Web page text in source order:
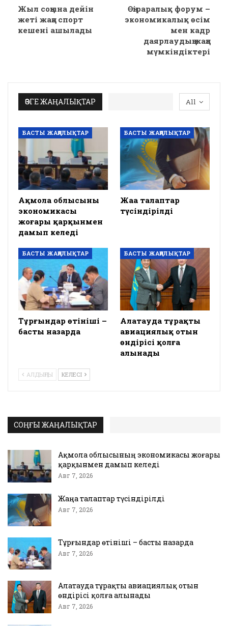
Жыл соңына дейін
жеті жаңа спорт
кешені ашылады
Өңіраралық форум –
экономикалық өсім
мен кадр
даярлаудың жаңа
мүмкіндіктері
All
ӨЗГЕ ЖАҢАЛЫҚТАР
БАСТЫ ЖАҢАЛЫҚТАР
Ақмола облысының
экономикасы
жоғары қарқынмен
дамып келеді
БАСТЫ ЖАҢАЛЫҚТАР
Жаңа талаптар
түсіндірілді
БАСТЫ ЖАҢАЛЫҚТАР
Тұрғындар өтініші –
басты назарда
БАСТЫ ЖАҢАЛЫҚТАР
Алатауда тұрақты
авиациялық отын
өндірісі қолға
алынады
АЛДЫҢҒЫ КЕЛЕСІ
СОҢҒЫ ЖАҢАЛЫҚТАР
Ақмола облысының экономикасы жоғары
қарқынмен дамып келеді
Авг 7, 2026
Жаңа талаптар түсіндірілді
Авг 7, 2026
Тұрғындар өтініші – басты назарда
Авг 7, 2026
Алатауда тұрақты авиациялық отын
өндірісі қолға алынады
Авг 7, 2026